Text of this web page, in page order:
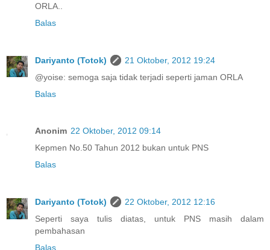
ORLA..
Balas
Dariyanto (Totok)
21 Oktober, 2012 19:24
@yoise: semoga saja tidak terjadi seperti jaman ORLA
Balas
Anonim 22 Oktober, 2012 09:14
Kepmen No.50 Tahun 2012 bukan untuk PNS
Balas
Dariyanto (Totok)
22 Oktober, 2012 12:16
Seperti saya tulis diatas, untuk PNS masih dalam
pembahasan
Balas